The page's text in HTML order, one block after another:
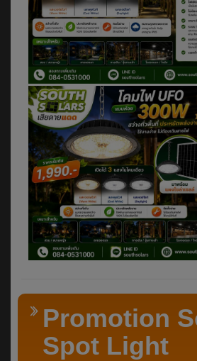
Promotion
Spot Light